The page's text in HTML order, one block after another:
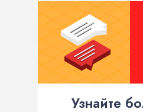
Узнайте